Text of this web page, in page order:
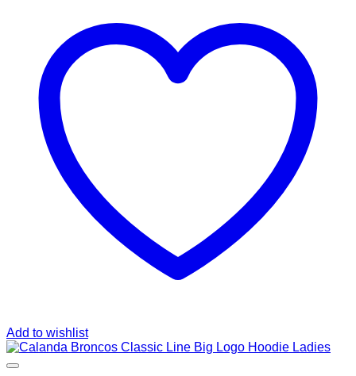
Add to wishlist